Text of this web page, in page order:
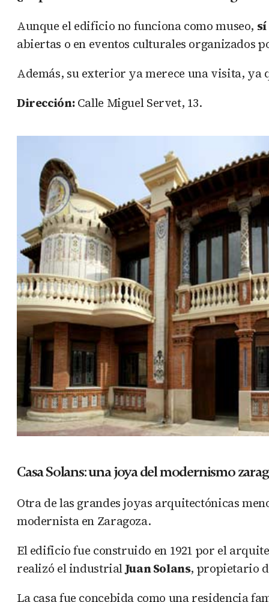
Aunque el edificio no funciona como museo,
abiertas o en eventos culturales organizados
Además, su exterior ya merece una visita, ya
Dirección:Calle Miguel Servet, 13.
Casa Solans: una joya del modernismo
Otra de las grandes joyas arquitectónicas
modernista en Zaragoza.
El edificio fue construido en 1921 por el
realizó el industrialJuan Solans, propietario
La casa fue concebida como una residencia